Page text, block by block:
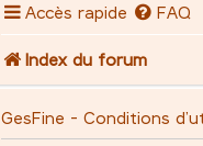
Accès rapide FAQ
Index du forum
GesFine - Conditions